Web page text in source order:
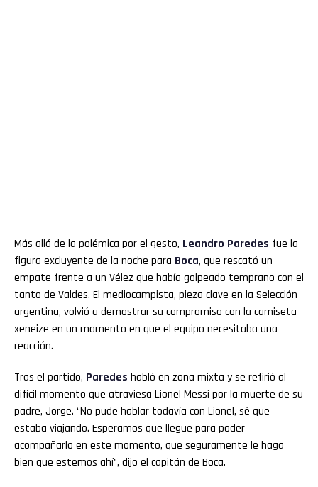
Más allá de la polémica por el gesto, Leandro Paredes fue la
figura excluyente de la noche para Boca, que rescató un
empate frente a un Vélez que había golpeado temprano con el
tanto de Valdes. El mediocampista, pieza clave en la Selección
argentina, volvió a demostrar su compromiso con la camiseta
xeneize en un momento en que el equipo necesitaba una
reacción.
Tras el partido, Paredes habló en zona mixta y se refirió al
difícil momento que atraviesa Lionel Messi por la muerte de su
padre, Jorge. “No pude hablar todavía con Lionel, sé que
estaba viajando. Esperamos que llegue para poder
acompañarlo en este momento, que seguramente le haga
bien que estemos ahí”, dijo el capitán de Boca.